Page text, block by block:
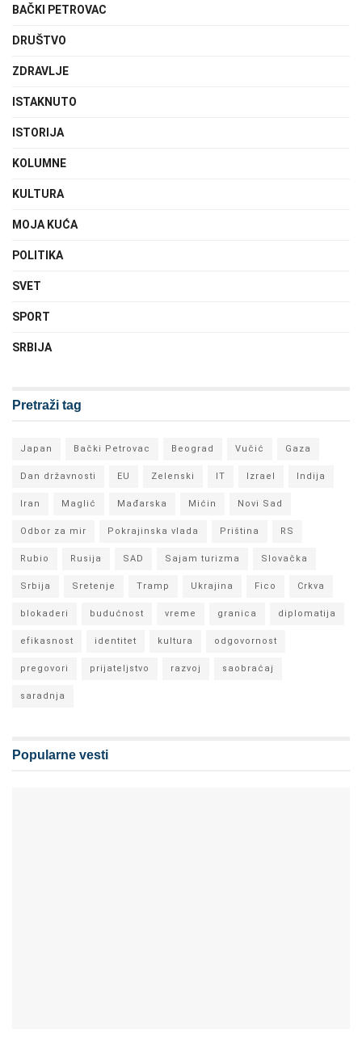
BAČKI PETROVAC
DRUŠTVO
ZDRAVLJE
ISTAKNUTO
ISTORIJA
KOLUMNE
KULTURA
MOJA KUĆA
POLITIKA
SVET
SPORT
SRBIJA
Pretraži tag
Japan Bački Petrovac Beograd Vučić Gaza
Dan državnosti EU Zelenski IT Izrael Indija
Iran Maglić Mađarska Mićin Novi Sad
Odbor za mir Pokrajinska vlada Priština RS
Rubio Rusija SAD Sajam turizma Slovačka
Srbija Sretenje Tramp Ukrajina Fico Crkva
blokaderi budućnost vreme granica diplomatija
efikasnost identitet kultura odgovornost
pregovori prijateljstvo razvoj saobraćaj
saradnja
Popularne vesti